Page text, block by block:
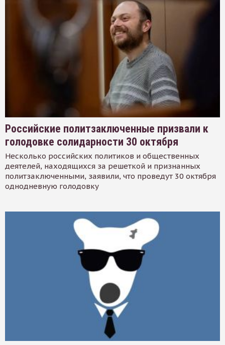
Российские политзаключенные призвали к
голодовке солидарности 30 октября
Несколько российских политиков и общественных
деятелей, находящихся за решеткой и признанных
политзаключенными, заявили, что проведут 30 октября
однодневную голодовку